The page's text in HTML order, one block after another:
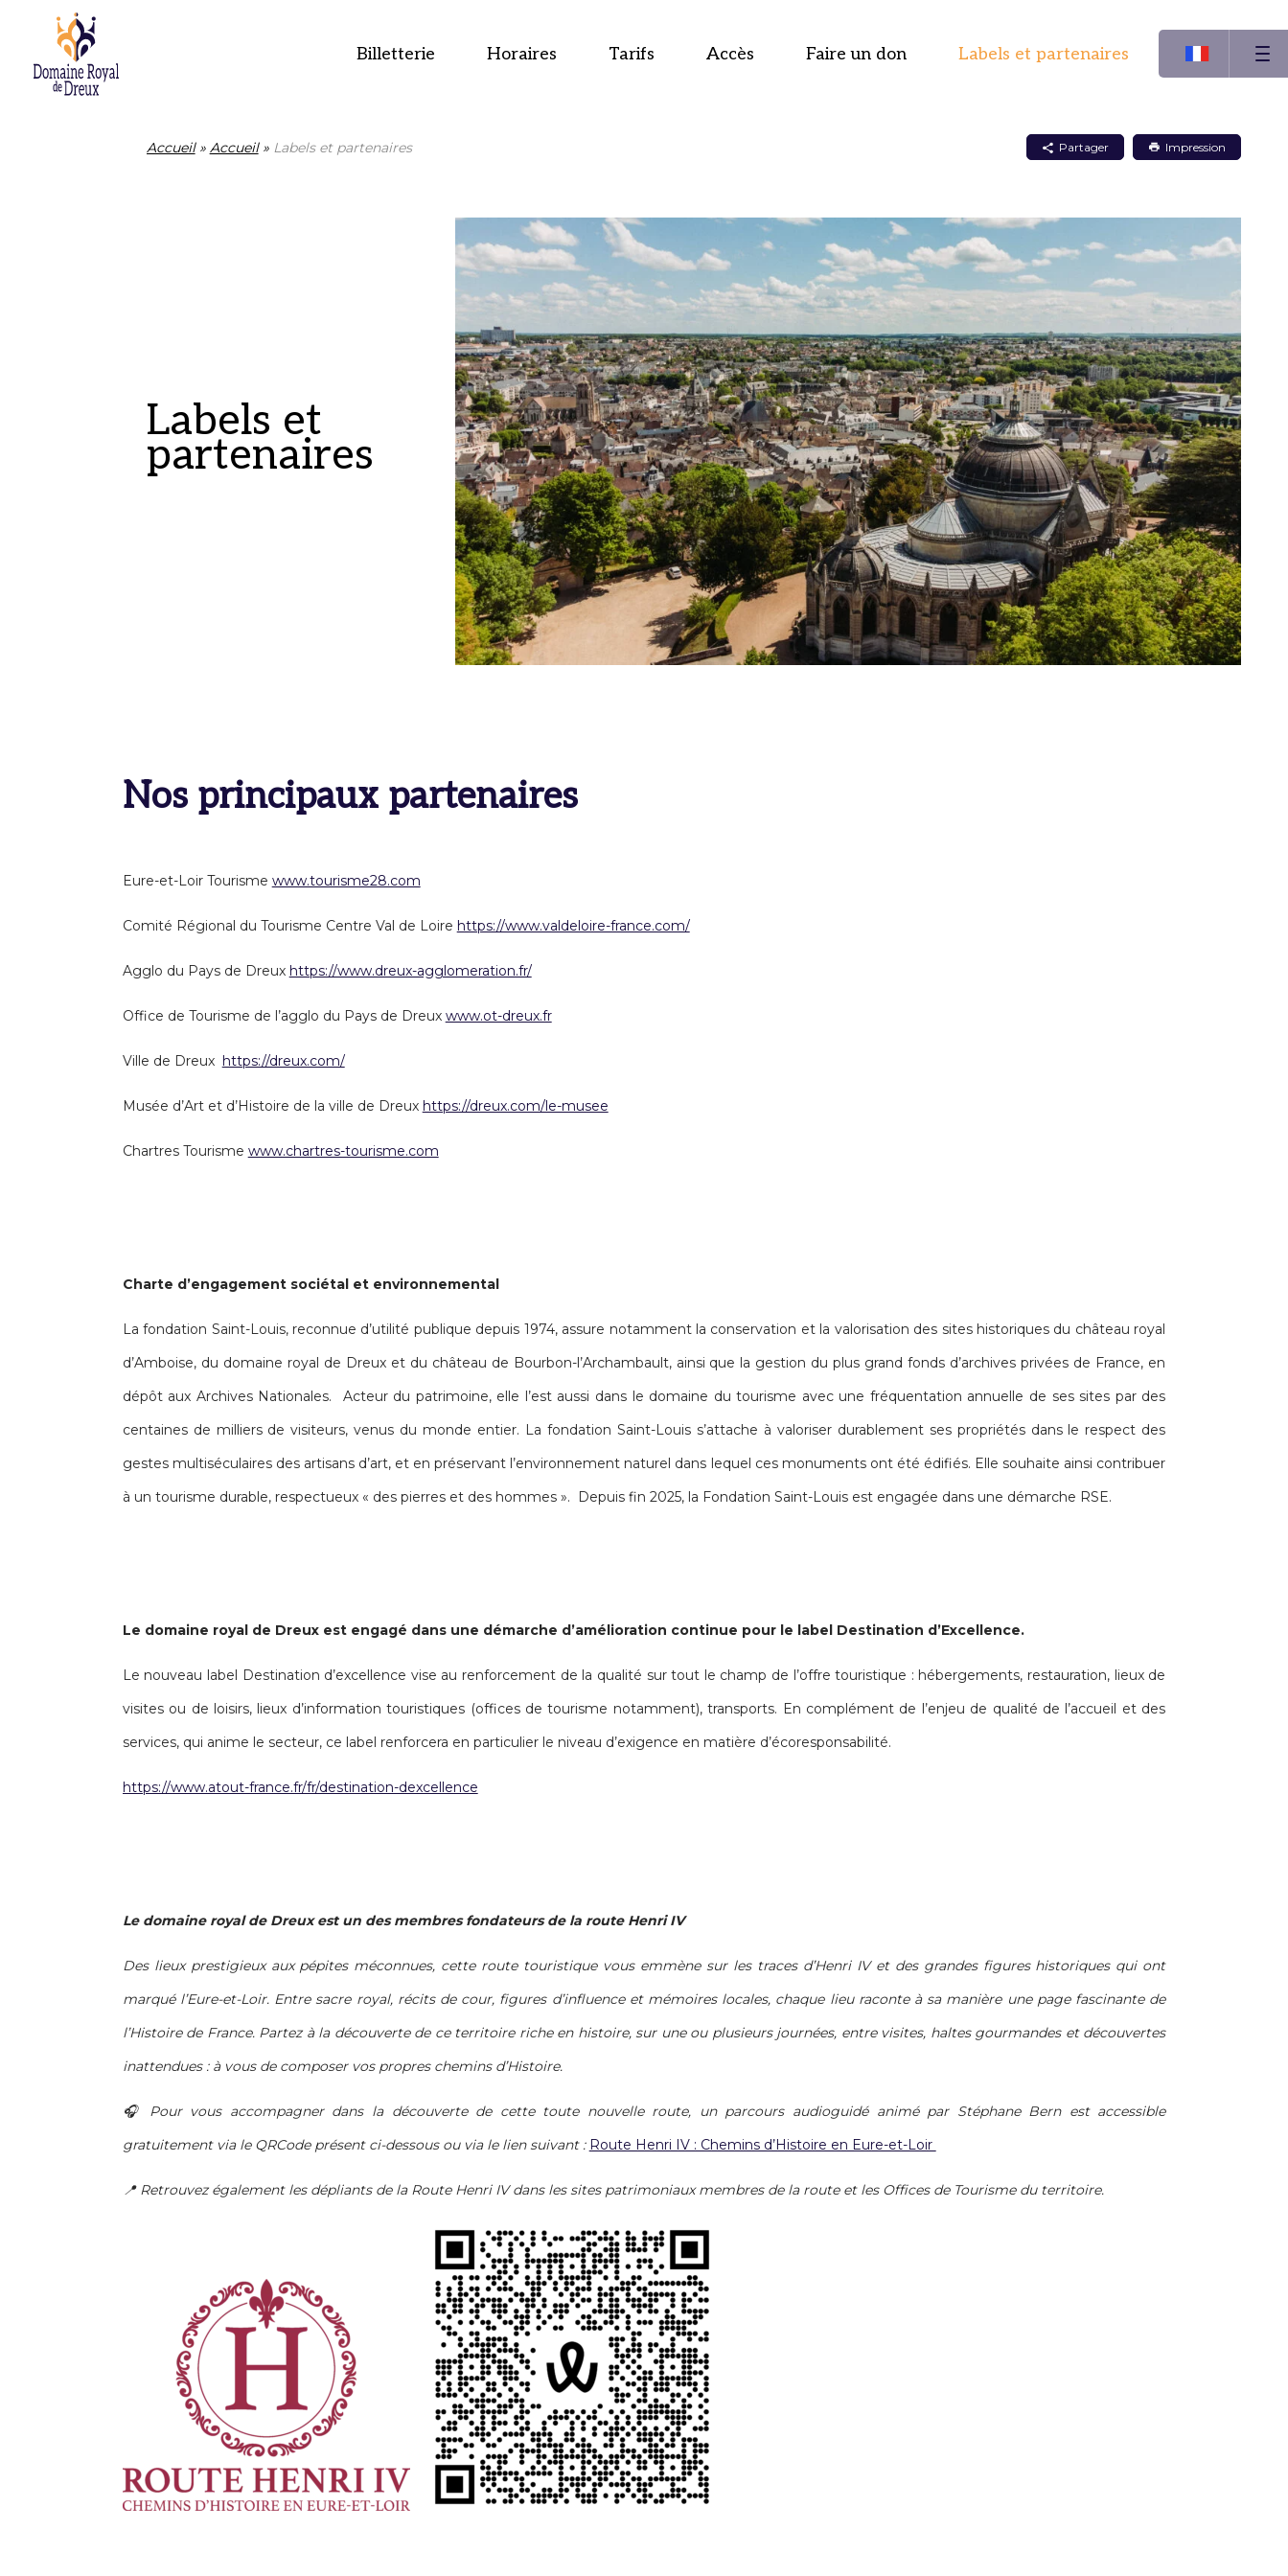
Billetterie Horaires Tarifs Accès Faire un don Labels et partenaires
Accueil» Accueil» Labels et partenaires Partager
LinkedInFacebook
Impression
Labels et
partenaires
Nos principaux partenaires
Eure-et-Loir Tourisme www.tourisme28.com
Comité Régional du Tourisme Centre Val de Loire https://www.valdeloire-france.com/
Agglo du Pays de Dreux https://www.dreux-agglomeration.fr/
Office de Tourisme de l’agglo du Pays de Dreux www.ot-dreux.fr
Ville de Dreux https://dreux.com/
Musée d’Art et d’Histoire de la ville de Dreux https://dreux.com/le-musee
Chartres Tourisme www.chartres-tourisme.com
Charte d’engagement sociétal et environnemental
La fondation Saint-Louis, reconnue d’utilité publique depuis 1974, assure notamment la conservation et la valorisation des sites historiques du château royal
d’Amboise, du domaine royal de Dreux et du château de Bourbon-l’Archambault, ainsi que la gestion du plus grand fonds d’archives privées de France, en
dépôt aux Archives Nationales. Acteur du patrimoine, elle l’est aussi dans le domaine du tourisme avec une fréquentation annuelle de ses sites par des
centaines de milliers de visiteurs, venus du monde entier. La fondation Saint-Louis s’attache à valoriser durablement ses propriétés dans le respect des
gestes multiséculaires des artisans d’art, et en préservant l’environnement naturel dans lequel ces monuments ont été édifiés. Elle souhaite ainsi contribuer
à un tourisme durable, respectueux « des pierres et des hommes ». Depuis fin 2025, la Fondation Saint-Louis est engagée dans une démarche RSE.
Le domaine royal de Dreux est engagé dans une démarche d’amélioration continue pour le label Destination d’Excellence.
Le nouveau label Destination d’excellence vise au renforcement de la qualité sur tout le champ de l’offre touristique : hébergements, restauration, lieux de
visites ou de loisirs, lieux d’information touristiques (offices de tourisme notamment), transports. En complément de l’enjeu de qualité de l’accueil et des
services, qui anime le secteur, ce label renforcera en particulier le niveau d’exigence en matière d’écoresponsabilité.
https://www.atout-france.fr/fr/destination-dexcellence
Le domaine royal de Dreux est un des membres fondateurs de la route Henri IV
Des lieux prestigieux aux pépites méconnues, cette route touristique vous emmène sur les traces d’Henri IV et des grandes figures historiques qui ont
marqué l’Eure-et-Loir. Entre sacre royal, récits de cour, figures d’influence et mémoires locales, chaque lieu raconte à sa manière une page fascinante de
l’Histoire de France. Partez à la découverte de ce territoire riche en histoire, sur une ou plusieurs journées, entre visites, haltes gourmandes et découvertes
inattendues : à vous de composer vos propres chemins d’Histoire.
🎧 Pour vous accompagner dans la découverte de cette toute nouvelle route, un parcours audioguidé animé par Stéphane Bern est accessible
gratuitement via le QRCode présent ci-dessous ou via le lien suivant : Route Henri IV : Chemins d’Histoire en Eure-et-Loir
📍 Retrouvez également les dépliants de la Route Henri IV dans les sites patrimoniaux membres de la route et les Offices de Tourisme du territoire.